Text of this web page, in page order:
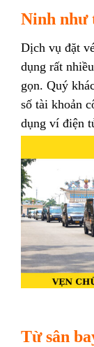
Ninh như
Dịch vụ đặt
dụng rất
gọn. Quý
số tài khoản
dụng ví điện
Từ sân